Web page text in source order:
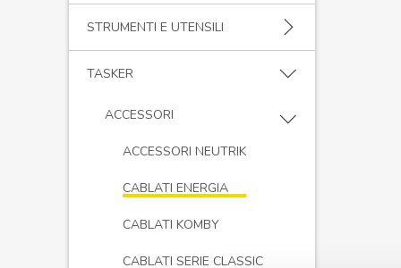
STRUMENTI E UTENSILI
TASKER
ACCESSORI
ACCESSORI NEUTRIK
CABLATI ENERGIA
CABLATI KOMBY
CABLATI SERIE CLASSIC